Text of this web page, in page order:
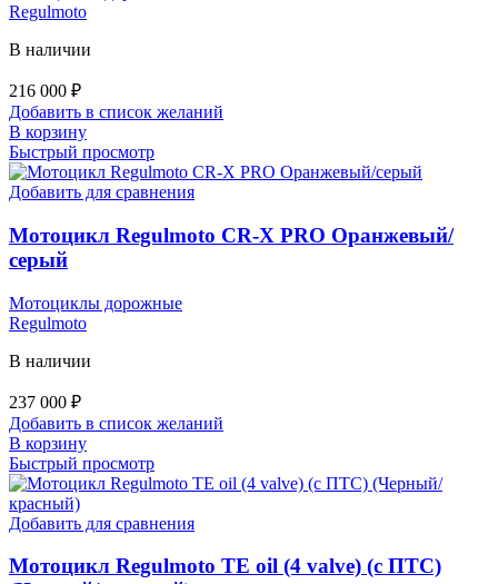
Regulmoto
В наличии
216 000 ₽
Добавить в список желаний
В корзину
Быстрый просмотр
Добавить для сравнения
Мотоцикл Regulmoto CR-X PRO Оранжевый/
серый
Мотоциклы дорожные
Regulmoto
В наличии
237 000 ₽
Добавить в список желаний
В корзину
Быстрый просмотр
Добавить для сравнения
Мотоцикл Regulmoto TE oil (4 valve) (с ПТС)